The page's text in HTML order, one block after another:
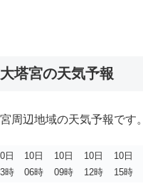
塔宮の天気予報
周辺地域の天気予報です。
日
時
10日
06時
10日
09時
10日
12時
10日
15時